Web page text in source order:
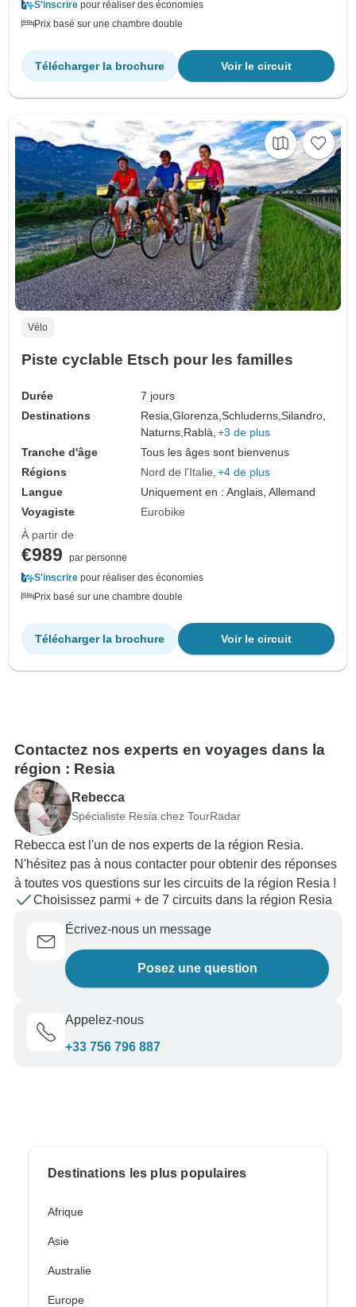
S'inscrire pour réaliser des économies
Prix basé sur une chambre double
Voir le circuit
Télécharger la brochure
Vélo
Piste cyclable Etsch pour les familles
Durée
7 jours
Destinations
Resia,Glorenza,Schluderns,Silandro,
Naturns, Rablà, +3 de plus
Tranche d'âge
Tous les âges sont bienvenus
Régions
Nord de l'Italie +4 de plus
Langue
Uniquement en : Anglais, Allemand
Voyagiste
Eurobike
À partir de
€989
par personne
S'inscrire pour réaliser des économies
Prix basé sur une chambre double
Voir le circuit
Télécharger la brochure
Contactez nos experts en voyages dans la
région : Resia
Rebecca
Spécialiste Resia chez TourRadar
Rebecca est l'un de nos experts de la région Resia.
N'hésitez pas à nous contacter pour obtenir des réponses
à toutes vos questions sur les circuits de la région Resia !
Choisissez parmi + de 7 circuits dans la région Resia
Écrivez-nous un message
Posez une question
Appelez-nous
+33 756 796 887
Destinations les plus populaires
Afrique
Asie
Australie
Europe